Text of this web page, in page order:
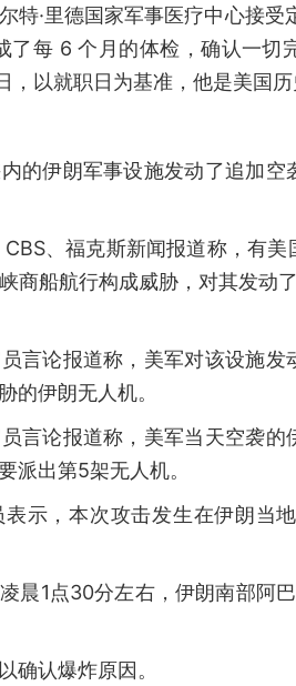
特·里德国家军事医疗中心接
了每 6 个月的体检，确认一
，以就职日为基准，他是美国
的伊朗军事设施发动了追加
、福克斯新闻报道称，有
商船航行构成威胁，对其发动
言论报道称，美军对该设施
的伊朗无人机。
言论报道称，美军当天空袭
派出第5架无人机。
示，本次攻击发生在伊朗当
晨1点30分左右，伊朗南部阿
确认爆炸原因。